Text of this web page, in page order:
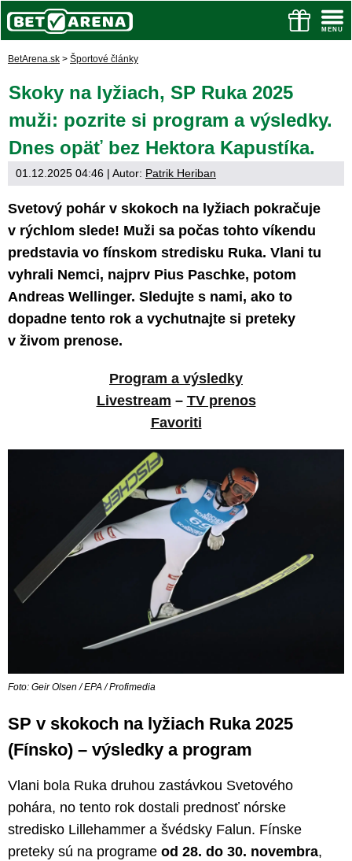
BetArena.sk > Športové články
Skoky na lyžiach, SP Ruka 2025
muži: pozrite si program a výsledky.
Dnes opäť bez Hektora Kapustíka.
01.12.2025 04:46 | Autor: Patrik Heriban
Svetový pohár v skokoch na lyžiach pokračuje
v rýchlom slede! Muži sa počas tohto víkendu
predstavia vo fínskom stredisku Ruka. Vlani tu
vyhrali Nemci, najprv Pius Paschke, potom
Andreas Wellinger. Sledujte s nami, ako to
dopadne tento rok a vychutnajte si preteky
v živom prenose.
Program a výsledky
Livestream – TV prenos
Favoriti
Foto: Geir Olsen / EPA / Profimedia
SP v skokoch na lyžiach Ruka 2025
(Fínsko) – výsledky a program
Vlani bola Ruka druhou zastávkou Svetového
pohára, no tento rok dostali prednosť nórske
stredisko Lillehammer a švédsky Falun. Fínske
preteky sú na programe od 28. do 30. novembra,